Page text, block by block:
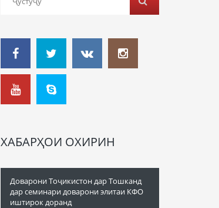
ХАБАРҲОИ ОХИРИН
Доварони Тоҷикистон дар Тошканд
дар семинари доварони элитаи КФО
иштирок доранд